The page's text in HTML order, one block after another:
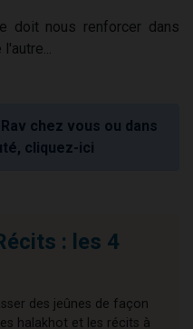
doit nous renforcer dans
chez vous ou dans
cliquez-ici
: les 4
des jeûnes de façon
halakhot et les récits à